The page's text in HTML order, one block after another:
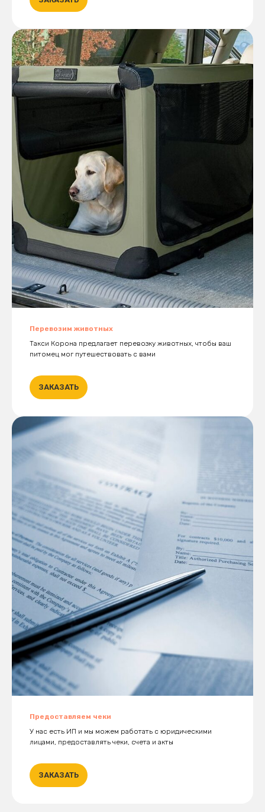
Перевозим животных
Такси Корона предлагает перевозку животных, чтобы ваш
питомец мог путешествовать с вами
ЗАКАЗАТЬ
Предоставляем чеки
У нас есть ИП и мы можем работать с юридическими
лицами, предоставлять чеки, счета и акты
ЗАКАЗАТЬ